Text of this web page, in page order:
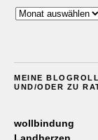
Archiv
MEINE
UND/ODER ZU
wollbindung